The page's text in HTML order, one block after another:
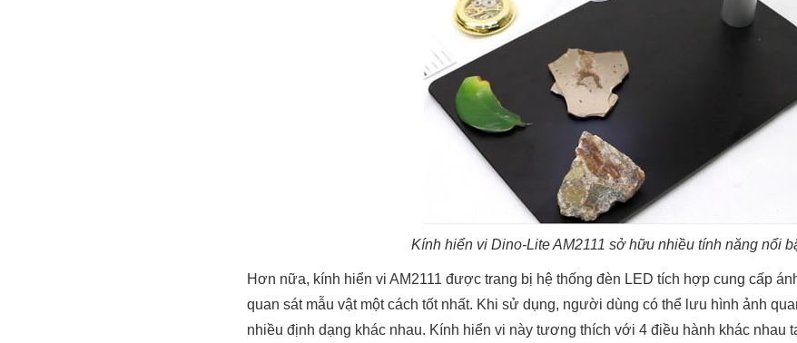
Kính hiển vi Dino-Lite AM2111 sở hữu nhiều tính năng nổi
Hơn nữa, kính hiển vi AM2111 được trang bị hệ thống đèn LED tích hợp cung cấp
quan sát mẫu vật một cách tốt nhất. Khi sử dụng, người dùng có thể lưu hình ảnh
nhiều định dạng khác nhau. Kính hiển vi này tương thích với 4 điều hành khác nhau